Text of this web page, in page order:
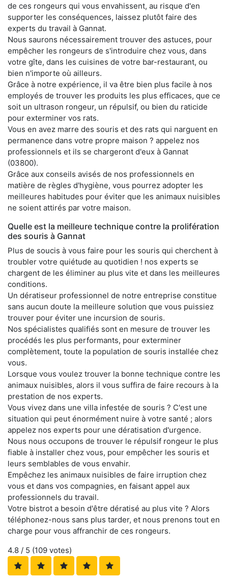
de ces rongeurs qui vous envahissent, au risque d'en
supporter les conséquences, laissez plutôt faire des
experts du travail à Gannat.
Nous saurons nécessairement trouver des astuces, pour
empêcher les rongeurs de s'introduire chez vous, dans
votre gîte, dans les cuisines de votre bar-restaurant, ou
bien n'importe où ailleurs.
Grâce à notre expérience, il va être bien plus facile à nos
employés de trouver les produits les plus efficaces, que ce
soit un ultrason rongeur, un répulsif, ou bien du raticide
pour exterminer vos rats.
Vous en avez marre des souris et des rats qui narguent en
permanence dans votre propre maison ? appelez nos
professionnels et ils se chargeront d'eux à Gannat
(03800).
Grâce aux conseils avisés de nos professionnels en
matière de règles d'hygiène, vous pourrez adopter les
meilleures habitudes pour éviter que les animaux nuisibles
ne soient attirés par votre maison.
Quelle est la meilleure technique contre la prolifération
des souris à Gannat
Plus de soucis à vous faire pour les souris qui cherchent à
troubler votre quiétude au quotidien ! nos experts se
chargent de les éliminer au plus vite et dans les meilleures
conditions.
Un dératiseur professionnel de notre entreprise constitue
sans aucun doute la meilleure solution que vous puissiez
trouver pour éviter une incursion de souris.
Nos spécialistes qualifiés sont en mesure de trouver les
procédés les plus performants, pour exterminer
complètement, toute la population de souris installée chez
vous.
Lorsque vous voulez trouver la bonne technique contre les
animaux nuisibles, alors il vous suffira de faire recours à la
prestation de nos experts.
Vous vivez dans une villa infestée de souris ? C'est une
situation qui peut énormément nuire à votre santé ; alors
appelez nos experts pour une dératisation d'urgence.
Nous nous occupons de trouver le répulsif rongeur le plus
fiable à installer chez vous, pour empêcher les souris et
leurs semblables de vous envahir.
Empêchez les animaux nuisibles de faire irruption chez
vous et dans vos compagnies, en faisant appel aux
professionnels du travail.
Votre bistrot a besoin d'être dératisé au plus vite ? Alors
téléphonez-nous sans plus tarder, et nous prenons tout en
charge pour vous affranchir de ces rongeurs.
4.8 / 5 (109 votes)